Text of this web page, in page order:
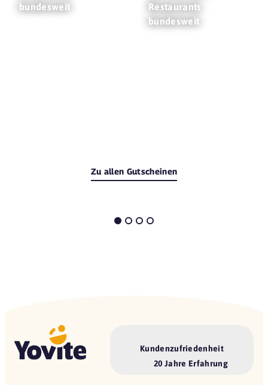
bundesweit
Restaurants
bundesweit
Zu allen Gutscheinen
Kundenzufriedenheit
20 Jahre Erfahrung